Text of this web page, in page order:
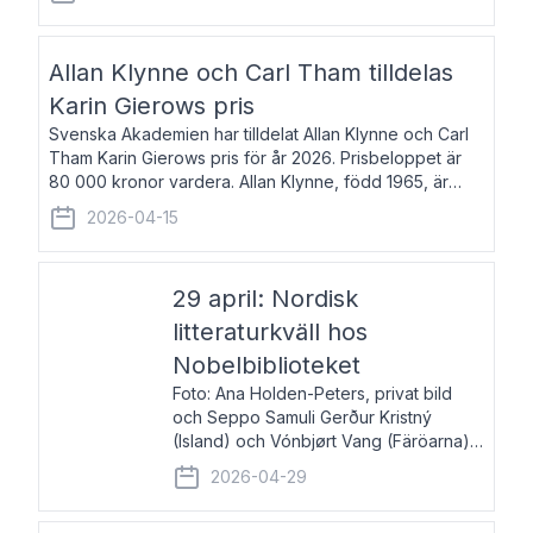
Allan Klynne och Carl Tham tilldelas
Karin Gierows pris
Svenska Akademien har tilldelat Allan Klynne och Carl
Tham Karin Gierows pris för år 2026. Prisbeloppet är
80 000 kronor vardera. Allan Klynne, född 1965, är
arkeolog, författare, översättare och fil.dr i antikens
kultur och samhällsliv. Ut
2026-04-15
29 april: Nordisk
litteraturkväll hos
Nobelbiblioteket
Foto: Ana Holden-Peters, privat bild
och Seppo Samuli Gerður Kristný
(Island) och Vónbjørt Vang (Färöarna)
läser ur sina verk och samtalar med
John Swedenmark. De läser upp på
färöiska, isländska och svenska och
2026-04-29